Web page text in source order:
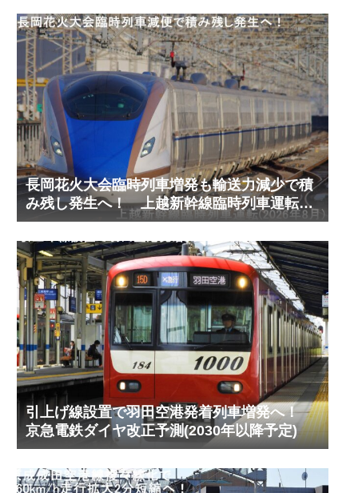
長岡花火大会臨時列車増発も輸送力減少で積
み残し発生へ！ 上越新幹線臨時列車運転
(2026年8月)
引上げ線設置で羽田空港発着列車増発へ！
京急電鉄ダイヤ改正予測(2030年以降予定)